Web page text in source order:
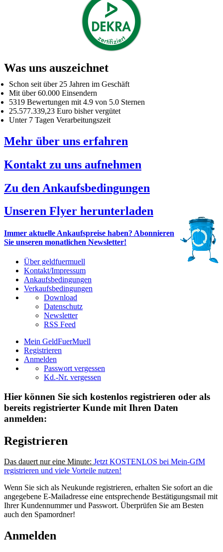
Was uns auszeichnet
Schon seit über 25 Jahren im Geschäft
Mit über 60.000 Einsendern
5319 Bewertungen mit 4.9 von 5.0 Sternen
25.577.339,23 Euro bisher vergütet
Unter 7 Tagen Verarbeitungszeit
Mehr über uns erfahren
Kontakt zu uns aufnehmen
Zu den Ankaufsbedingungen
Unseren Flyer herunterladen
Immer aktuelle Ankaufspreise haben? Abonnieren
Sie unseren monatlichen Newsletter!
Über geldfuermuell
Kontakt/Impressum
Ankaufsbedingungen
Verkaufsbedingungen
Download
Datenschutz
Newsletter
RSS Feed
Mein GeldFuerMuell
Registrieren
Anmelden
Passwort vergessen
Kd.-Nr. vergessen
Hier können Sie sich kostenlos registrieren oder als
bereits registrierter Kunde mit Ihren Daten
anmelden:
Registrieren
Das dauert nur eine Minute: Jetzt KOSTENLOS bei Mein-GfM
registrieren und viele Vorteile nutzen!
Wenn Sie sich als Neukunde registrieren, erhalten Sie sofort an die
angegebene E-Mailadresse eine entsprechende Bestätigungsmail mit
Ihrer Kundennummer und Passwort. Überprüfen Sie am Besten
auch den Spamordner!
Anmelden